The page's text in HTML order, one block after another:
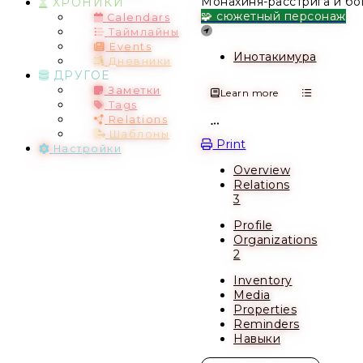
Calendars
Таймлайны
Events
Дневники
ДРУГОЕ
Заметки
Tags
Relations
Шаблоны
Настройки
🧩 сюжетный персонаж
Location
Инотакимура
Learn more
Print
Overview
Relations
3
Profile
Organizations
2
Inventory
Media
Properties
Reminders
Навыки